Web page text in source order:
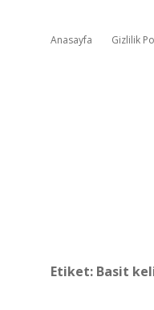
Anasayfa Gizlilik
Etiket: Basit